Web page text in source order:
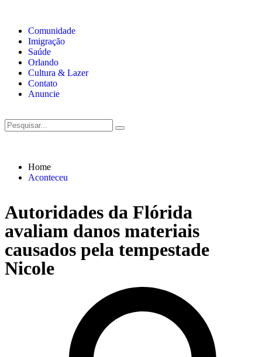
Comunidade
Imigração
Saúde
Orlando
Cultura & Lazer
Contato
Anuncie
Home
Aconteceu
Autoridades da Flórida
avaliam danos materiais
causados pela tempestade
Nicole